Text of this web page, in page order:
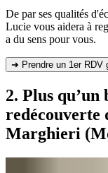
De par ses qualités
Lucie vous aidera à
a du sens pour vous.
➜ Prendre un 1er RDV
2. Plus qu’un
redécouverte
Marghieri